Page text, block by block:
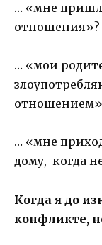
… «мне
отношения»?
… «мои
… «мне
дому, когда
Когда я до
конфликте,